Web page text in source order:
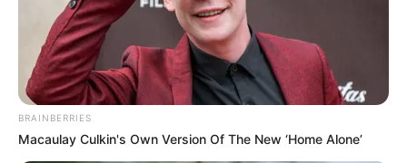
Prensa Alcaldía
En puntos satélites de vacunación ha disminuido la
afluencia de personas
BRAINBERRIES
Macaulay Culkin's Own Version Of The New ‘Home Alone’